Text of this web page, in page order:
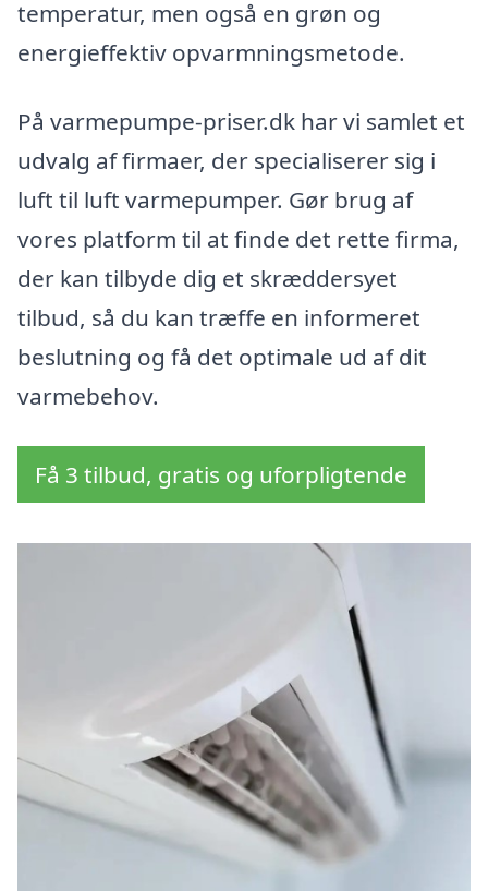
temperatur, men også en grøn og
energieffektiv opvarmningsmetode.
På varmepumpe-priser.dk har vi samlet et
udvalg af firmaer, der specialiserer sig i
luft til luft varmepumper. Gør brug af
vores platform til at finde det rette firma,
der kan tilbyde dig et skræddersyet
tilbud, så du kan træffe en informeret
beslutning og få det optimale ud af dit
varmebehov.
Få 3 tilbud, gratis og uforpligtende